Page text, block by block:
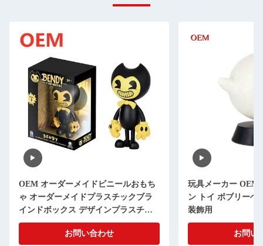
OEM オーダーメイドビニールおもち
ゃ オーダーメイドプラスチックブラ
インドボックス デザインプラスチッ
クブラインドボックスを作る
お問い合わせ
玩具メーカー OEM
ン トイ ボブリーヘ
装飾用
お問い